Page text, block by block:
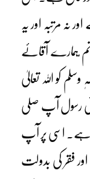
نہ مرتبہ اور یہ
ّہمارے آقائے
کو اللہ تعالیٰ
رسول آپ صلی
ہے۔ اسی پر آپ
اور فقر کی بدولت